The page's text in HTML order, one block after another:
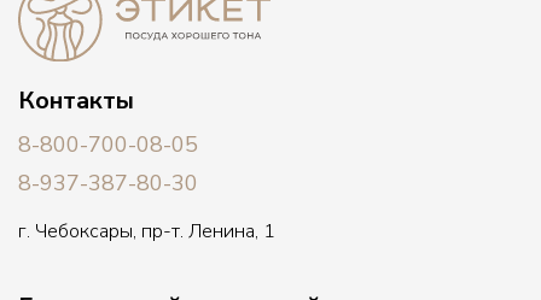
Контакты
8-800-700-08-05
8-937-387-80-30
г. Чебоксары, пр-т. Ленина, 1